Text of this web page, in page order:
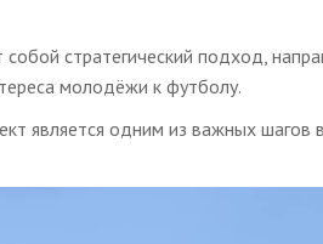
стратегический подход,
молодёжи к футболу.
является одним из важных шагов